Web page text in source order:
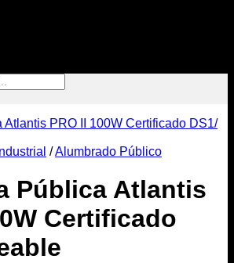
/Alumbrado Público
Pública Atlantis
Certificado